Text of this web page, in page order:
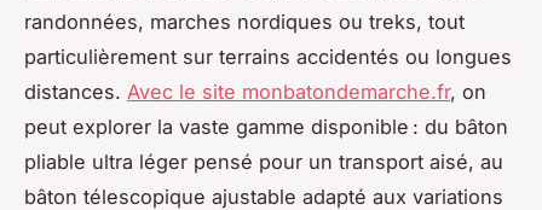
randonnées, marches nordiques ou treks, tout
particulièrement sur terrains accidentés ou longues
distances. Avec le site monbatondemarche.fr, on
peut explorer la vaste gamme disponible : du bâton
pliable ultra léger pensé pour un transport aisé, au
bâton télescopique ajustable adapté aux variations